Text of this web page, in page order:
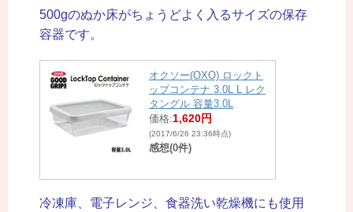
500gのぬか床がちょうどよく入るサイズの保存
容器です。
オクソー(OXO) ロックト
ップコンテナ 3.0L L レク
タングル 容量3.0L
価格:1,620円
(2017/6/26 23:36時点)
感想(0件)
冷凍庫、電子レンジ、食器洗い乾燥機にも使用